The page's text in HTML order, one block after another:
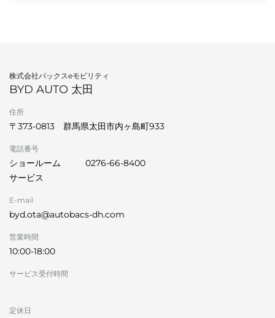
株式会社バックスeモビリティ
BYD AUTO 太田
住所
〒373-0813 群馬県太田市内ヶ島町933
電話番号
ショールーム
0276-66-8400
サービス
E-mail
byd.ota@autobacs-dh.com
営業時間
10:00-18:00
サービス受付時間
定休日